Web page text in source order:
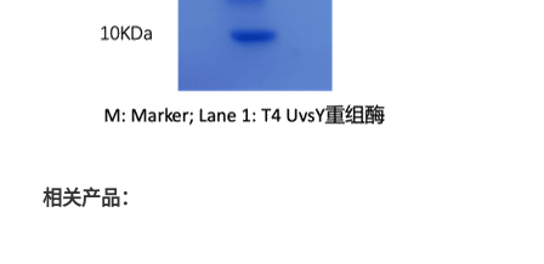
相关产品：